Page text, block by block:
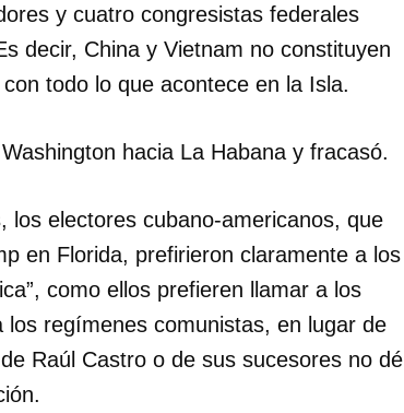
y cuatro congresistas federales
decir, China y Vietnam no constituyen
todo lo que acontece en la Isla.
hacia La Habana y fracasó.
los electores cubano-americanos, que
en Florida, prefirieron claramente a los
como ellos prefieren llamar a los
regímenes comunistas, en lugar de
Raúl Castro o de sus sucesores no dé